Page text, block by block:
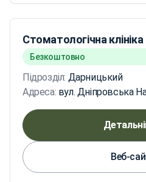
Стоматологічна
Безкоштовно
Підрозділ: Дарницький
Адреса: вул. Дніпровська
Веб-